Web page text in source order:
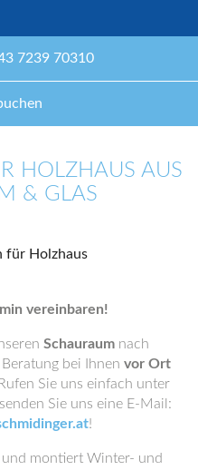
7239 70310
HOLZHAUS AUS
& GLAS
vereinbaren!
Schauraum nach
bei Ihnen vor Ort
Sie uns einfach unter
Sie uns eine E-Mail:
!
montiert Winter- und